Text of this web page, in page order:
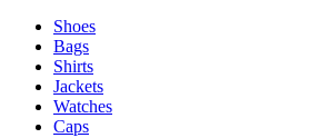
Shoes
Bags
Shirts
Jackets
Watches
Caps